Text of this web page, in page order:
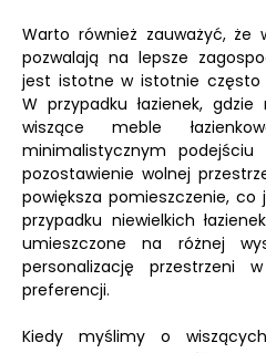
Warto również zauważyć, że
pozwalają na lepsze
jest istotne w istotnie często
W przypadku łazienek,
wiszące meble
minimalistycznym podejściu
pozostawienie wolnej
powiększa pomieszczenie,
przypadku niewielkich
umieszczone na różnej
personalizację przestrzeni
preferencji.
Kiedy myślimy o